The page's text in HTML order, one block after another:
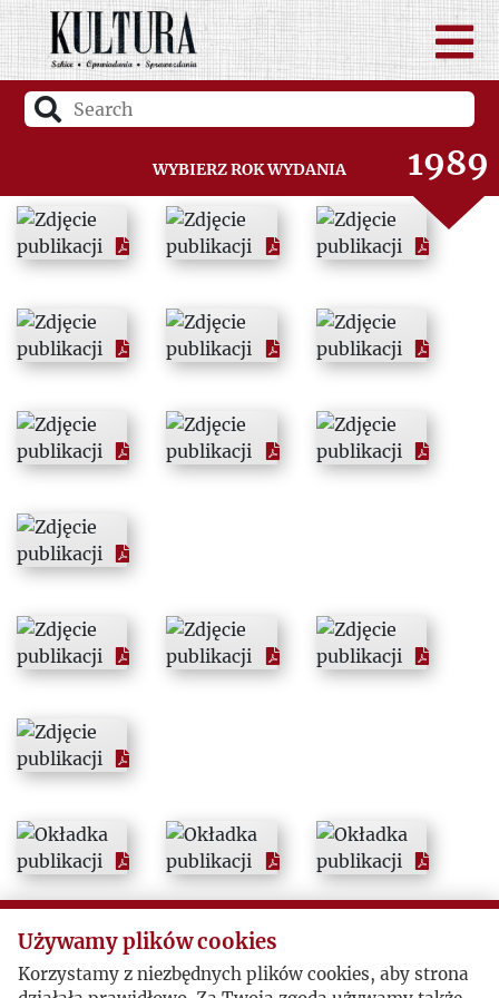
Wybierz rok wydania
1987
1988
1989
1990
1992
1993
1994
1997
2000
2001
2002
Używamy plików cookies
Korzystamy z niezbędnych plików cookies, aby strona